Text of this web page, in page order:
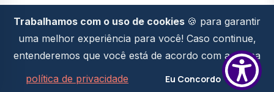
Politica de
Privacidade
2026© Todos os direitos
reservados
Trabalhamos com o uso de cookies 🍪 para garantir
uma melhor experiência para você! Caso continue,
entenderemos que você está de acordo com a nossa
política de privacidade
Eu Concordo